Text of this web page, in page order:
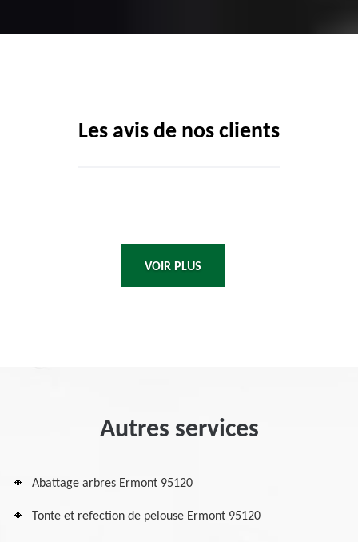
Les avis de nos clients
VOIR PLUS
Autres services
Abattage arbres Ermont 95120
Tonte et refection de pelouse Ermont 95120